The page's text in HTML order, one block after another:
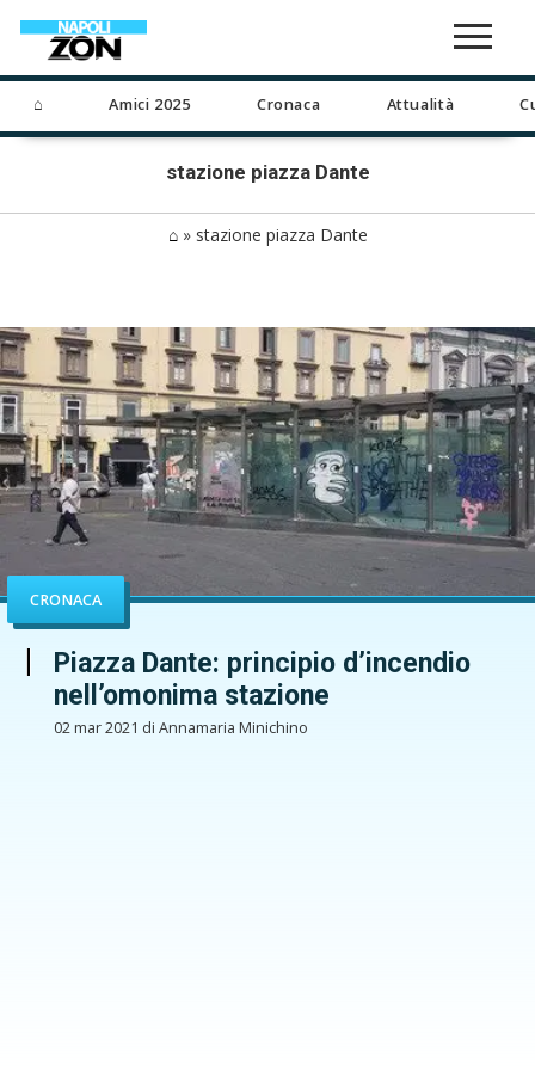
⌂ Amici 2025 Cronaca Attualità
stazione piazza Dante
⌂» stazione piazza Dante
CRONACA
Piazza Dante: principio d’incendio
nell’omonima stazione
02 mar 2021 di Annamaria Minichino